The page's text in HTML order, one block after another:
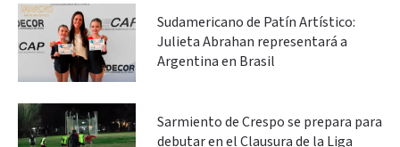
Sudamericano de Patín Artístico:
Julieta Abrahan representará a
Argentina en Brasil
Sarmiento de Crespo se prepara para
debutar en el Clausura de la Liga